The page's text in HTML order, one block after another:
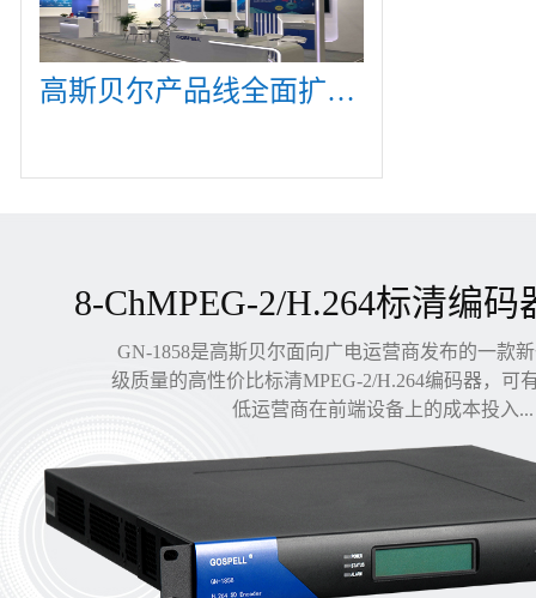
高斯贝尔产品线全面扩展，众多新产品亮相CommunicAsia 2019
8-ChMPEG-2/H.264标清编码
GN-1858是高斯贝尔面向广电运营商发布的一款
级质量的高性价比标清MPEG-2/H.264编码器，可
低运营商在前端设备上的成本投入...